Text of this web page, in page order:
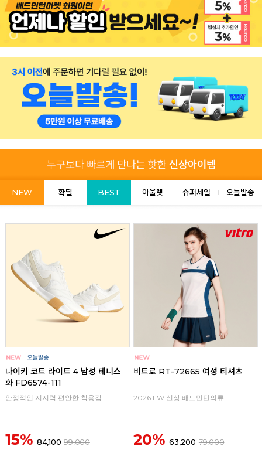
NEW 확딜 BEST 아울렛 슈퍼세일 오늘발송
나이키 코트 라이트 4 남성 테니스
화 FD6574-111
안정적인 지지력 편안한 착용감
15% 84,100 99,000
비트로 RT-72665 여성 티셔츠
2026 FW 신상 배드민턴의류
20% 63,200 79,000